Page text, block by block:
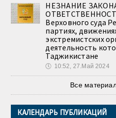
НЕЗНАНИЕ
Верховного суда
партиях,
экстремистских
деятельность
Таджикистане
🕔 10:52, 27.Май 2024
Все
КАЛЕНДАРЬ ПУБЛИКАЦИЙ